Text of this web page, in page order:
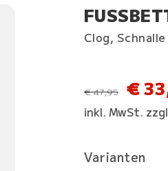
Clog, Schnalle
statt
€ 47,95 €
inkl. MwSt.
Varianten